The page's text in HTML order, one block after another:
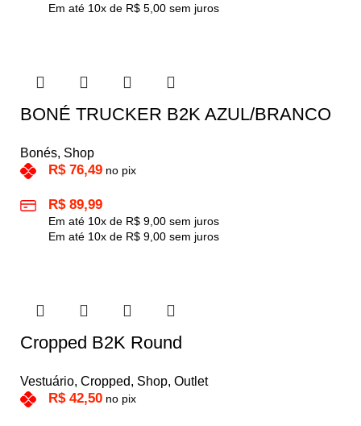
Em até 10x de R$ 5,00 sem juros
BONÉ TRUCKER B2K AZUL/BRANCO
Bonés, Shop
R$76,49 no pix
R$89,99
Em até 10x de R$ 9,00 sem juros
Em até 10x de R$ 9,00 sem juros
Cropped B2K Round
Vestuário, Cropped, Shop, Outlet
R$42,50 no pix